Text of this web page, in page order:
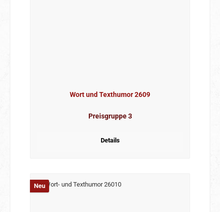
Wort und Texthumor 2609
Preisgruppe 3
Details
Neu